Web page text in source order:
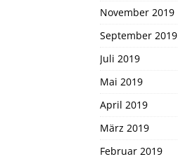
November 2019
September 2019
Juli 2019
Mai 2019
April 2019
März 2019
Februar 2019